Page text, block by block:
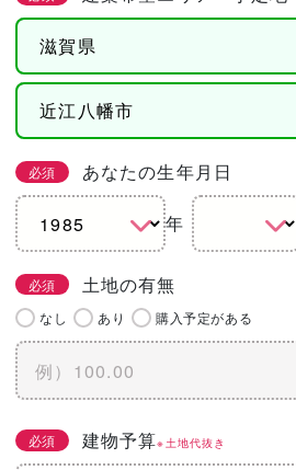
必須 あなたの生年月日
年
必須 土地の有無
なし あり 購入予定がある
必須 建物予算※土地代抜き